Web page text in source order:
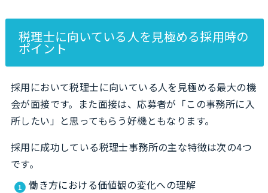
税理士に向いている人を見極める採用時の
ポイント
採用において税理士に向いている人を見極める最大の機
会が面接です。また面接は、応募者が「この事務所に入
所したい」と思ってもらう好機ともなります。
採用に成功している税理士事務所の主な特徴は次の4つ
です。
働き方における価値観の変化への理解